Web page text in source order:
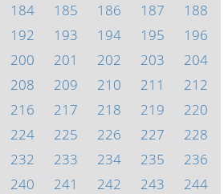
184 185 186 187
188
192 193 194 195
196
200 201 202 203
204
208 209 210 211
212
216 217 218 219
220
224 225 226 227
228
232 233 234 235
236
240 241 242 243
244